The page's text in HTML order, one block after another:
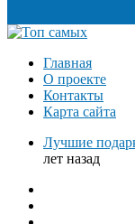
Главная
О проекте
Контакты
Карта сайта
Лучшие
лет назад